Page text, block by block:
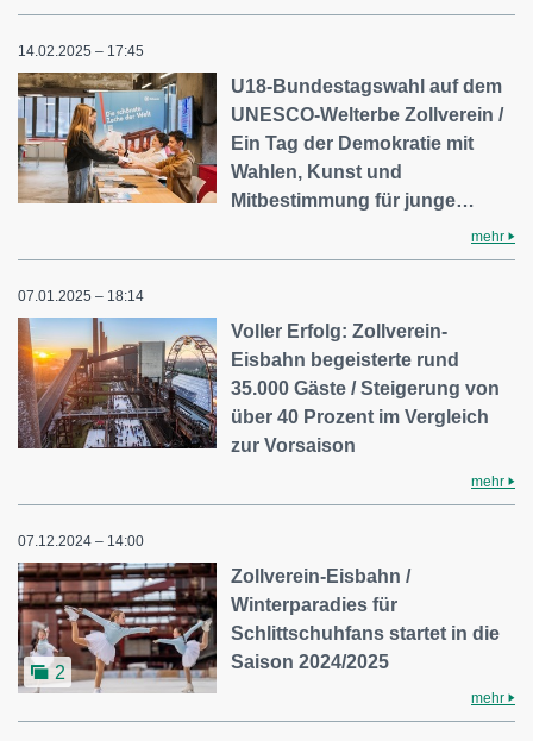
14.02.2025 – 17:45
U18-Bundestagswahl auf dem
UNESCO-Welterbe Zollverein /
Ein Tag der Demokratie mit
Wahlen, Kunst und
Mitbestimmung für junge…
mehr
07.01.2025 – 18:14
Voller Erfolg: Zollverein-
Eisbahn begeisterte rund
35.000 Gäste / Steigerung von
über 40 Prozent im Vergleich
zur Vorsaison
mehr
07.12.2024 – 14:00
2
Zollverein-Eisbahn /
Winterparadies für
Schlittschuhfans startet in die
Saison 2024/2025
mehr